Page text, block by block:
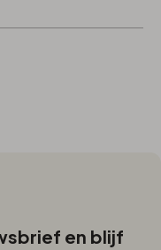
en blijf